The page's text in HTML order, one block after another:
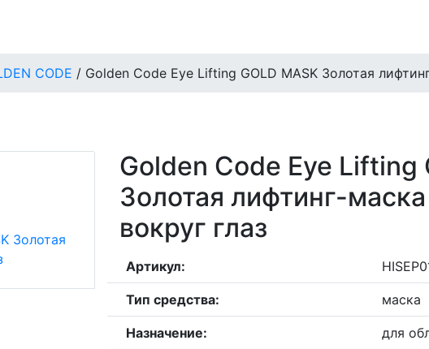
CODE / Golden Code Eye Lifting GOLD MASK Золотая
Golden Code Eye Lifting
Золотая лифтинг-
вокруг глаз
Артикул:
Тип средства: маска
Назначение: для